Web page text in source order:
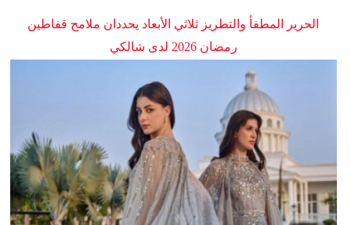
الحرير المطفأ والتطريز ثلاثي الأبعاد يحددان ملامح قفاطين
رمضان 2026 لدى شالكي